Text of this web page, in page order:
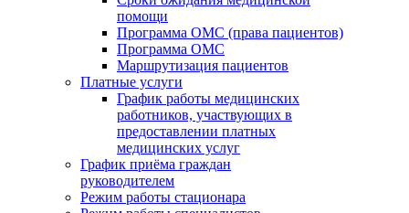
помощи
Программа ОМС (права пациентов)
Программа ОМС
Маршрутизация пациентов
Платные услуги
График работы медицинских
работников, участвующих в
предоставлении платных
медицинских услуг
График приёма граждан
руководителем
Режим работы стационара